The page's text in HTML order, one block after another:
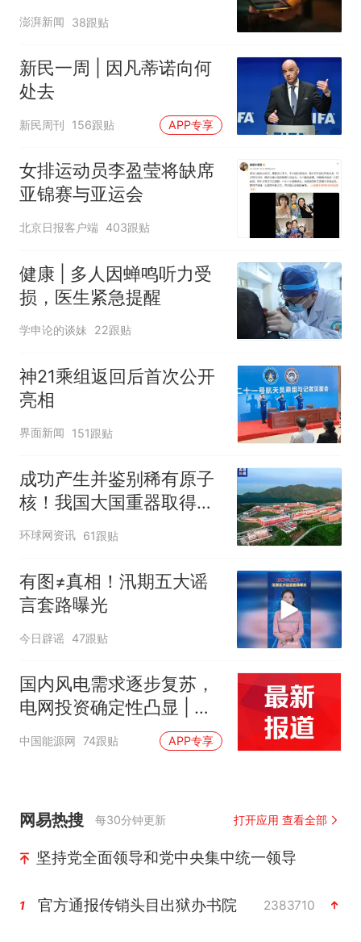
卡还能用吗？资费会涨
澎湃新闻 38跟贴
新民一周 | 因凡蒂诺向何
处去
新民周刊 156跟贴 APP专享
女排运动员李盈莹将缺席
亚锦赛与亚运会
北京日报客户端 403跟贴
健康 | 多人因蝉鸣听力受
损，医生紧急提醒
学申论的谈妹 22跟贴
神21乘组返回后首次公开
亮相
界面新闻 151跟贴
成功产生并鉴别稀有原子
核！我国大国重器取得新
成果
环球网资讯 61跟贴
有图≠真相！汛期五大谣
言套路曝光
今日辟谣 47跟贴
国内风电需求逐步复苏，
电网投资确定性凸显 | 投
研报告
中国能源网 74跟贴 APP专享
网易热搜 每30分钟更新 打开应用 查看全部
坚持党全面领导和党中央集中统一领导
1 官方通报传销头目出狱办书院 2383710